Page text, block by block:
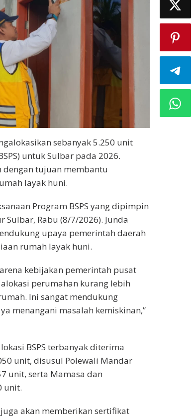
sebanyak 5.250 unit
untuk Sulbar pada 2026.
dengan tujuan membantu
layak huni.
Program BSPS yang dipimpin
Sulbar, Rabu (8/7/2026). Junda
upaya pemerintah daerah
rumah layak huni.
kebijakan pemerintah pusat
perumahan kurang lebih
Ini sangat mendukung
menangani masalah kemiskinan,”
BSPS terbanyak diterima
unit, disusul Polewali Mandar
unit, serta Mamasa dan
unit.
akan memberikan sertifikat